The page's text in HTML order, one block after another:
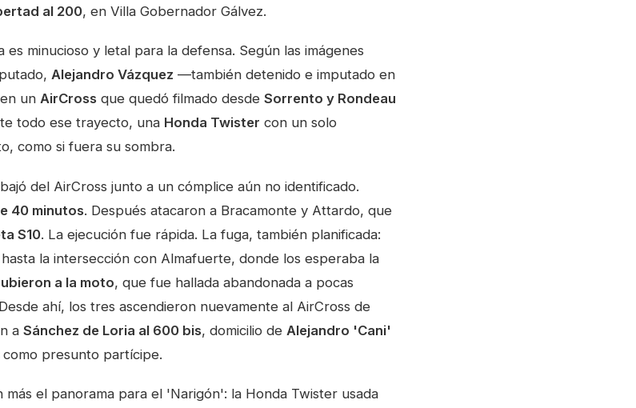
al 200, en Villa Gobernador Gálvez.
minucioso y letal para la defensa. Según las imágenes
Alejandro Vázquez —también detenido e imputado en
un AirCross que quedó filmado desde Sorrento y Rondeau
todo ese trayecto, una Honda Twister con un solo
como si fuera su sombra.
del AirCross junto a un cómplice aún no identificado.
40 minutos. Después atacaron a Bracamonte y Attardo, que
S10. La ejecución fue rápida. La fuga, también planificada:
la intersección con Almafuerte, donde los esperaba la
a la moto, que fue hallada abandonada a pocas
ahí, los tres ascendieron nuevamente al AirCross de
a Sánchez de Loria al 600 bis, domicilio de Alejandro 'Cani'
presunto partícipe.
el panorama para el 'Narigón': la Honda Twister usada